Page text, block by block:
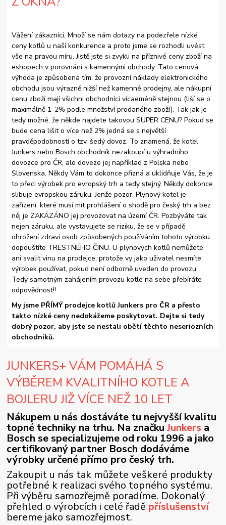
Vážení zákazníci. Množí se nám dotazy na podezřele nízké
ceny kotlů u naší konkurence a proto jsme se rozhodli uvést
vše na pravou míru. Jistě jste si zvykli na příznivé ceny zboží na
eshopech v porovnání s kamennými obchody. Tato cenová
výhoda je způsobena tím, že provozní náklady elektronického
obchodu jsou výrazně nižší než kamenné prodejny, ale nákupní
cenu zboží mají všichni obchodníci vícaeméně stejnou (liší se o
maximálně 1-2% podle množství prodaného zboží). Tak jak je
tedy možné, že někde najdete takovou SUPER CENU? Pokud se
bude cena lišit o více než 2% jedná se s největší
pravděpodobností o tzv. šedý dovoz. To znamená, že kotel
Junkers nebo Bosch obchodník nezakoupí u výhradního
dovozce pro ČR, ale doveze jej například z Polska nebo
Slovenska. Někdy Vám to dokonce přizná a uklidňuje Vás, že je
to přeci výrobek pro evropský trh a tedy stejný. Někdy dokonce
slibuje evropskou záruku. Jenže pozor. Plynový kotel je
zařízení, které musí mít prohlášení o shodě pro český trh a bez
něj je ZAKÁZÁNO jej provozovat na území ČR. Pozbýváte tak
nejen záruku, ale vystavujete se riziku, že se v případě
ohrožení zdraví osob způsobených používáním tohoto výrobku
dopouštíte TRESTNÉHO ČINU. U plynových kotlů nemůžete
ani svalit vinu na prodejce, protože vy jako uživatel nesmíte
výrobek používat, pokud není odborně uveden do provozu.
Tedy samotným zahájením provozu kotle na sebe přebíráte
odpovědnost!!
My jsme PŘÍMÝ prodejce kotlů Junkers pro ČR a přesto
takto nízké ceny nedokážeme poskytovat. Dejte si tedy
dobrý pozor, aby jste se nestali obětí těchto neseriozních
obchodníků.
JUNKERS+ VÁM POMÁHÁ S
VÝBĚREM KVALITNÍHO KOTLE A
BOJLERU JIŽ VÍCE NEŽ 10 LET
Nákupem u nás dostáváte tu nejvyšší kvalitu
topné techniky na trhu. Na značkuJunkers a
Bosch se specializujeme od roku 1996 a jako
certifikovaný partner Bosch dodáváme
výrobky určené přímo pro český trh.
Zakoupit u nás tak můžete veškeré produkty
potřebné k realizaci svého topného systému.
Při výběru samozřejmě poradíme. Dokonalý
přehled o výrobcích i celé řadě příslušenství
bereme jako samozřejmost.